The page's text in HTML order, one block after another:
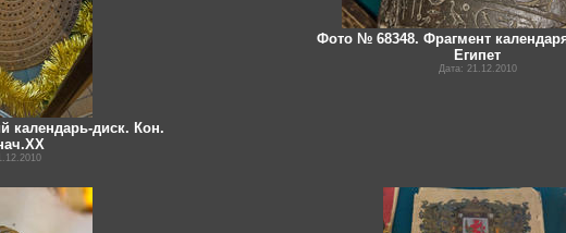
календарь-диск. Кон.
Фото № 68348. Фрагмент
Египет
Дата: 21.12.2010